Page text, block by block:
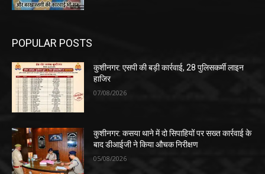
POPULAR POSTS
कुशीनगर: एसपी की बड़ी कार्रवाई, 28 पुलिसकर्मी लाइन
हाजिर
07/08/2026
कुशीनगर: कसया थाने में दो सिपाहियों पर सख्त कार्रवाई के
बाद डीआईजी ने किया औचक निरीक्षण
05/08/2026